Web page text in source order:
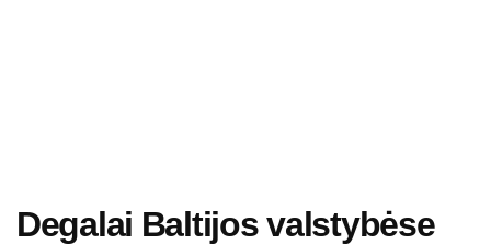
Degalai Baltijos valstybėse